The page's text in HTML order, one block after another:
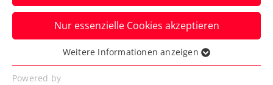
Österreichs Tennis-Allzeitgröße wird auf
dem heiligen Rasen erst im Finale
gestoppt.
Verfasst von: Manuel Wachta, 14.07.2024
Nur essenzielle Cookies akzeptieren
Essenziell
Essenzielle Cookies werden für grundlegende
Weitere Informationen anzeigen
Powered by